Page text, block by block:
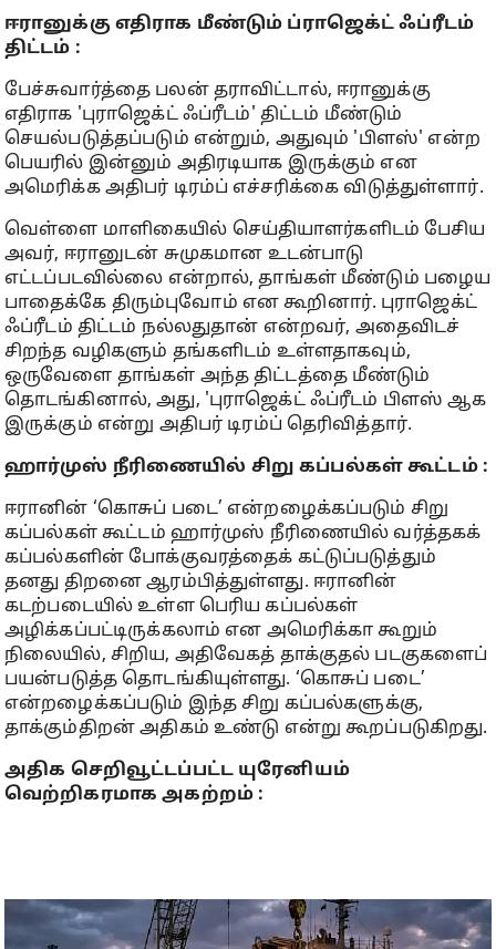
ஈரானுக்கு எதிராக மீண்டும் ப்ராஜெக்ட் ஃப்ரீடம்
திட்டம் :
பேச்சுவார்த்தை பலன் தராவிட்டால், ஈரானுக்கு
எதிராக 'புராஜெக்ட் ஃப்ரீடம்' திட்டம் மீண்டும்
செயல்படுத்தப்படும் என்றும், அதுவும் 'பிளஸ்' என்ற
பெயரில் இன்னும் அதிரடியாக இருக்கும் என
அமெரிக்க அதிபர் டிரம்ப் எச்சரிக்கை விடுத்துள்ளார்.
வெள்ளை மாளிகையில் செய்தியாளர்களிடம் பேசிய
அவர், ஈரானுடன் சுமுகமான உடன்பாடு
எட்டப்படவில்லை என்றால், தாங்கள் மீண்டும் பழைய
பாதைக்கே திரும்புவோம் என கூறினார். புராஜெக்ட்
ஃப்ரீடம் திட்டம் நல்லதுதான் என்றவர், அதைவிடச்
சிறந்த வழிகளும் தங்களிடம் உள்ளதாகவும்,
ஒருவேளை தாங்கள் அந்த திட்டத்தை மீண்டும்
தொடங்கினால், அது, 'புராஜெக்ட் ஃப்ரீடம் பிளஸ் ஆக
இருக்கும் என்று அதிபர் டிரம்ப் தெரிவித்தார்.
ஹார்முஸ் நீரிணையில் சிறு கப்பல்கள் கூட்டம் :
ஈரானின் ‘கொசுப் படை’ என்றழைக்கப்படும் சிறு
கப்பல்கள் கூட்டம் ஹார்முஸ் நீரிணையில் வர்த்தகக்
கப்பல்களின் போக்குவரத்தைக் கட்டுப்படுத்தும்
தனது திறனை ஆரம்பித்துள்ளது. ஈரானின்
கடற்படையில் உள்ள பெரிய கப்பல்கள்
அழிக்கப்பட்டிருக்கலாம் என அமெரிக்கா கூறும்
நிலையில், சிறிய, அதிவேகத் தாக்குதல் படகுகளைப்
பயன்படுத்த தொடங்கியுள்ளது. ‘கொசுப் படை’
என்றழைக்கப்படும் இந்த சிறு கப்பல்களுக்கு,
தாக்கும்திறன் அதிகம் உண்டு என்று கூறப்படுகிறது.
அதிக செறிவூட்டப்பட்ட யுரேனியம்
வெற்றிகரமாக அகற்றம் :